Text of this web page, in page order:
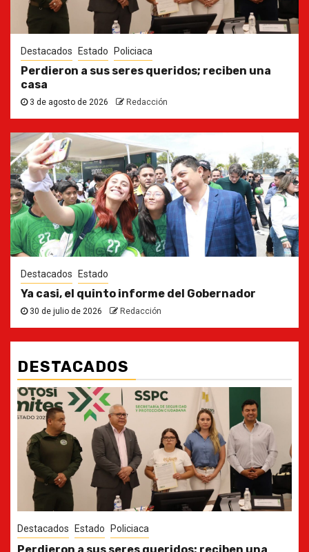
Destacados Estado Policiaca
Perdieron a sus seres queridos; reciben una
casa
3 de agosto de 2026 Redacción
Destacados Estado
Ya casi, el quinto informe del Gobernador
30 de julio de 2026 Redacción
DESTACADOS
Destacados Estado